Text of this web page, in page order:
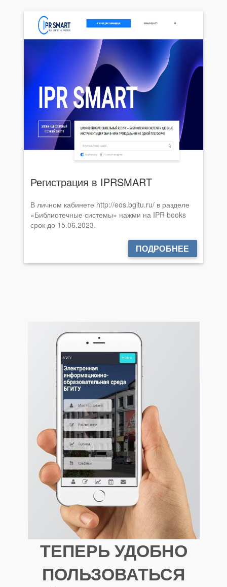
Регистрация в IPRSMART
В личном кабинете http://eos.bgitu.ru/ в разделе
«Библиотечные системы» нажми на IPR books
срок до 15.06.2023.
ПОДРОБНЕЕ
ТЕПЕРЬ УДОБНО
ПОЛЬЗОВАТЬСЯ